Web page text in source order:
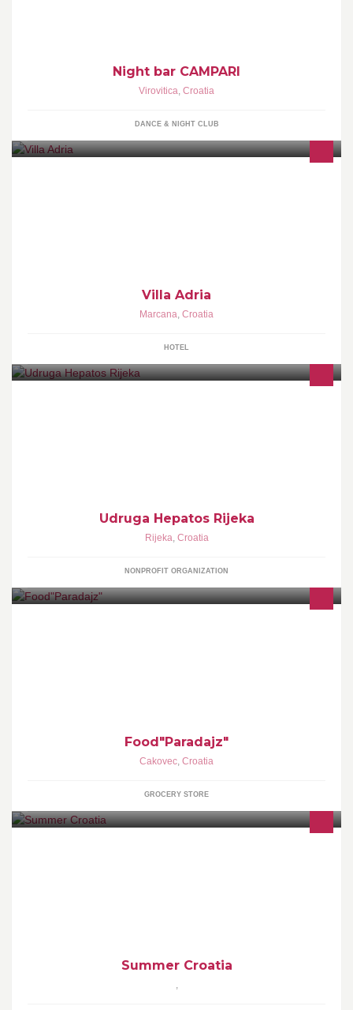
Night bar CAMPARI
Virovitica, Croatia
DANCE & NIGHT CLUB
Villa Adria
Marcana, Croatia
HOTEL
Udruga Hepatos Rijeka
Rijeka, Croatia
NONPROFIT ORGANIZATION
Food"Paradajz"
Cakovec, Croatia
GROCERY STORE
Summer Croatia
,